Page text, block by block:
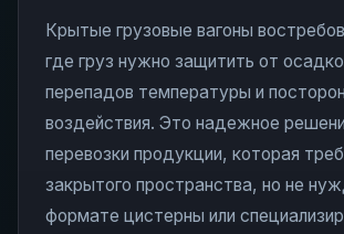
Крытые грузовые вагоны
где груз нужно защитить от
перепадов температуры и
воздействия. Это надежное
перевозки продукции, которая
закрытого пространства, но не
формате цистерны или